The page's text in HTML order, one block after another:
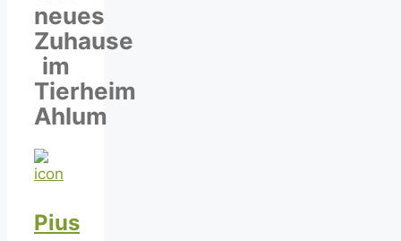
neues
Zuhause
im
Tierheim
Ahlum
Pius